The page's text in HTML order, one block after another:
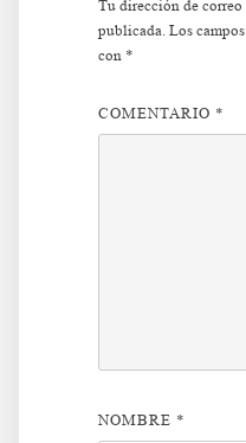
Tu dirección de
publicada. Los
con *
COMENTARIO *
NOMBRE *